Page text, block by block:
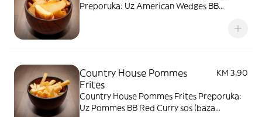
Preporuka: Uz American Wedges BB
Country House Pommes
Frites
KM 3,90
Country House Pommes Frites Preporuka:
Uz Pommes BB Red Curry sos (baza